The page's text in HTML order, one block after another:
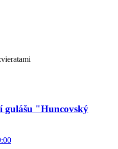
gulášu "Huncovský